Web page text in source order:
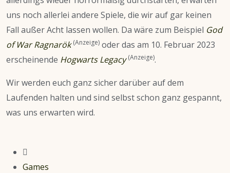
uns noch allerlei andere Spiele, die wir auf gar keinen
Fall außer Acht lassen wollen. Da wäre zum Beispiel God
of War Ragnarök (Anzeige) oder das am 10. Februar 2023
erscheinende Hogwarts Legacy (Anzeige).
Wir werden euch ganz sicher darüber auf dem
Laufenden halten und sind selbst schon ganz gespannt,
was uns erwarten wird.
Games